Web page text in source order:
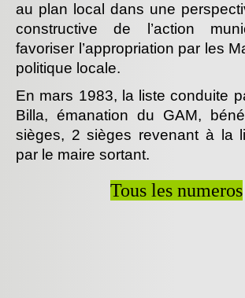
au plan local dans une
constructive de l’action
favoriser l’appropriation par les
politique locale.
En mars 1983, la liste conduite
Billa, émanation du GAM,
sièges, 2 sièges revenant à la
par le maire sortant.
Tous les numeros